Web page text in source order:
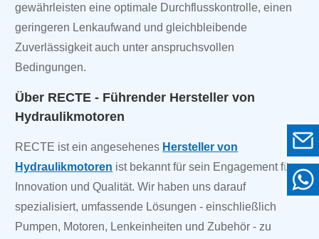
gewährleisten eine optimale Durchflusskontrolle, einen
geringeren Lenkaufwand und gleichbleibende
Zuverlässigkeit auch unter anspruchsvollen
Bedingungen.
Über RECTE - Führender Hersteller von
Hydraulikmotoren
RECTE ist ein angesehenes Hersteller von
Hydraulikmotoren ist bekannt für sein Engagement für
Innovation und Qualität. Wir haben uns darauf
spezialisiert, umfassende Lösungen - einschließlich
Pumpen, Motoren, Lenkeinheiten und Zubehör - zu